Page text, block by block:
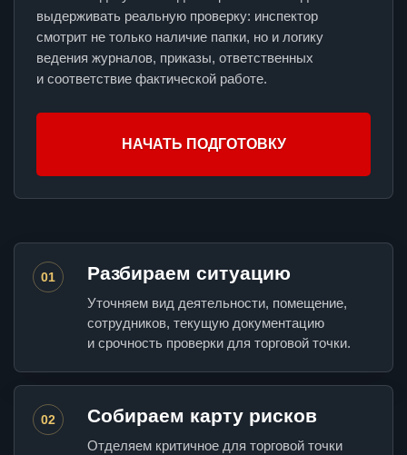
выдерживать реальную проверку: инспектор
смотрит не только наличие папки, но и логику
ведения журналов, приказы, ответственных
и соответствие фактической работе.
НАЧАТЬ ПОДГОТОВКУ
01 Разбираем ситуацию
Уточняем вид деятельности, помещение,
сотрудников, текущую документацию
и срочность проверки для торговой точки.
02 Собираем карту рисков
Отделяем критичное для торговой точки